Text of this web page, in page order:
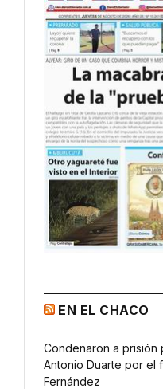
EN EL CHACO
Condenaron a prisión
Antonio Duarte por el
Fernández